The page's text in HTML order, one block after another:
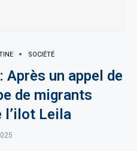
SOCIÉTÉ
un appel de
de migrants
l’ilot Leila